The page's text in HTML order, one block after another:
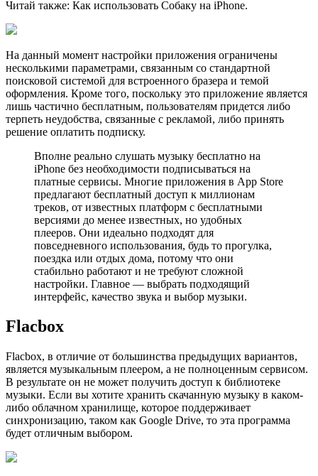
Читай также: Как использовать Собаку на iPhone.
На данный момент настройки приложения ограничены
несколькими параметрами, связанным со стандартной
поисковой системой для встроенного бразера и темой
оформления. Кроме того, поскольку это приложение является
лишь частично бесплатным, пользователям придется либо
терпеть неудобства, связанные с рекламой, либо принять
решение оплатить подписку.
Вполне реально слушать музыку бесплатно на
iPhone без необходимости подписываться на
платные сервисы. Многие приложения в App Store
предлагают бесплатный доступ к миллионам
треков, от известных платформ с бесплатными
версиями до менее известных, но удобных
плееров. Они идеально подходят для
повседневного использования, будь то прогулка,
поездка или отдых дома, потому что они
стабильно работают и не требуют сложной
настройки. Главное — выбрать подходящий
интерфейс, качество звука и выбор музыки.
Flacbox
Flacbox, в отличие от большинства предыдущих вариантов,
является музыкальным плеером, а не полноценным сервисом.
В результате он не может получить доступ к библиотеке
музыки. Если вы хотите хранить скачанную музыку в каком-
либо облачном хранилище, которое поддерживает
синхронизацию, таком как Google Drive, то эта программа
будет отличным выбором.